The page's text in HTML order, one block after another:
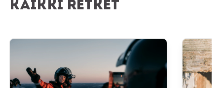
Kaikki retket
Lapland Safaris Äkäslompolo Jänkä